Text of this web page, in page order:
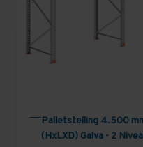
Palletstelling 4.500
(HxLXD) Galva - 2